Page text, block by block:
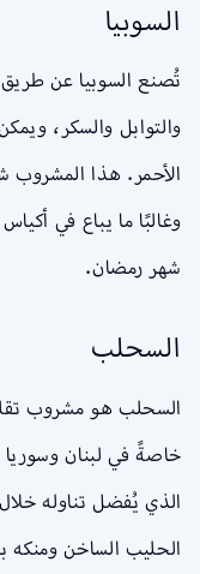
السوبيا
تُصنع السوبيا عن
والتوابل والسكر،
الأحمر. هذا المشروب
وغالبًا ما يباع في
شهر رمضان.
السحلب
السحلب هو مشروب
خاصةً في لبنان
الذي يُفضل تناوله
الحليب الساخن ومنكه